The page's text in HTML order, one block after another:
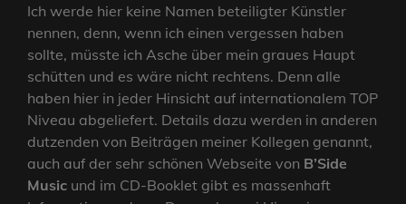
Ich werde hier keine Namen beteiligter Künstler
nennen, denn, wenn ich einen vergessen haben
sollte, müsste ich Asche über mein graues Haupt
schütten und es wäre nicht rechtens. Denn alle
haben hier in jeder Hinsicht auf internationalem TOP
Niveau abgeliefert. Details dazu werden in anderen
dutzenden von Beiträgen meiner Kollegen genannt,
auch auf der sehr schönen Webseite von B’Side
Music und im CD-Booklet gibt es massenhaft